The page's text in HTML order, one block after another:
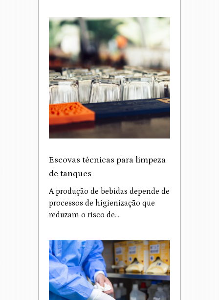
Escovas técnicas para limpeza
de tanques
A produção de bebidas depende de
processos de higienização que
reduzam o risco de…